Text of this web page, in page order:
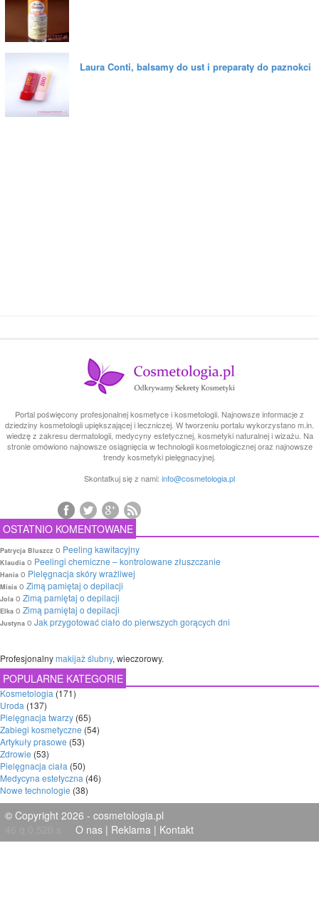
Laura Conti, balsamy do ust i preparaty do paznokci
Portal poświęcony profesjonalnej kosmetyce i kosmetologii. Najnowsze informacje z
dziedziny kosmetologii upiększającej i leczniczej. W tworzeniu portalu wykorzystano m.in.
wiedzę z zakresu dermatologii, medycyny estetycznej, kosmetyki naturalnej i wizażu. Na
stronie omówiono najnowsze osiągnięcia w technologii kosmetologicznej oraz najnowsze
trendy kosmetyki pielęgnacyjnej.
Skontatkuj się z nami: info@cosmetologia.pl
OSTATNIO KOMENTOWANE
Patrycja Bluszcz o Peeling kawitacyjny
Klaudia o Peelingi chemiczne – kontrolowane złuszczanie
Hania o Pielęgnacja skóry wrażliwej
Misia o Zimą pamiętaj o depilacji
Jola o Zimą pamiętaj o depilacji
Elka o Zimą pamiętaj o depilacji
Justyna o Jak przygotować ciało do pierwszych gorących dni
Profesjonalnymakijaż ślubny, wieczorowy.
POPULARNE KATEGORIE
Kosmetologia (171)
Uroda (137)
Pielęgnacja twarzy (65)
Zabiegi kosmetyczne (54)
Artykuły prasowe (53)
Zdrowie (53)
Pielęgnacja ciała (50)
Medycyna estetyczna (46)
Nowe technologie (38)
© Copyright 2026 - cosmetologia.pl
O nas | Reklama | Kontakt